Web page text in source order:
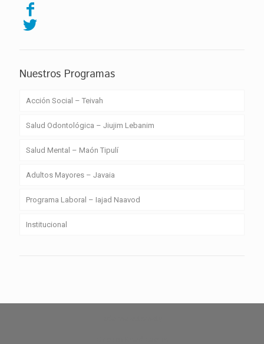
Nuestros Programas
Acción Social – Teivah
Salud Odontológica – Jiujim Lebanim
Salud Mental – Maón Tipulí
Adultos Mayores – Javaia
Programa Laboral – Iajad Naavod
Institucional